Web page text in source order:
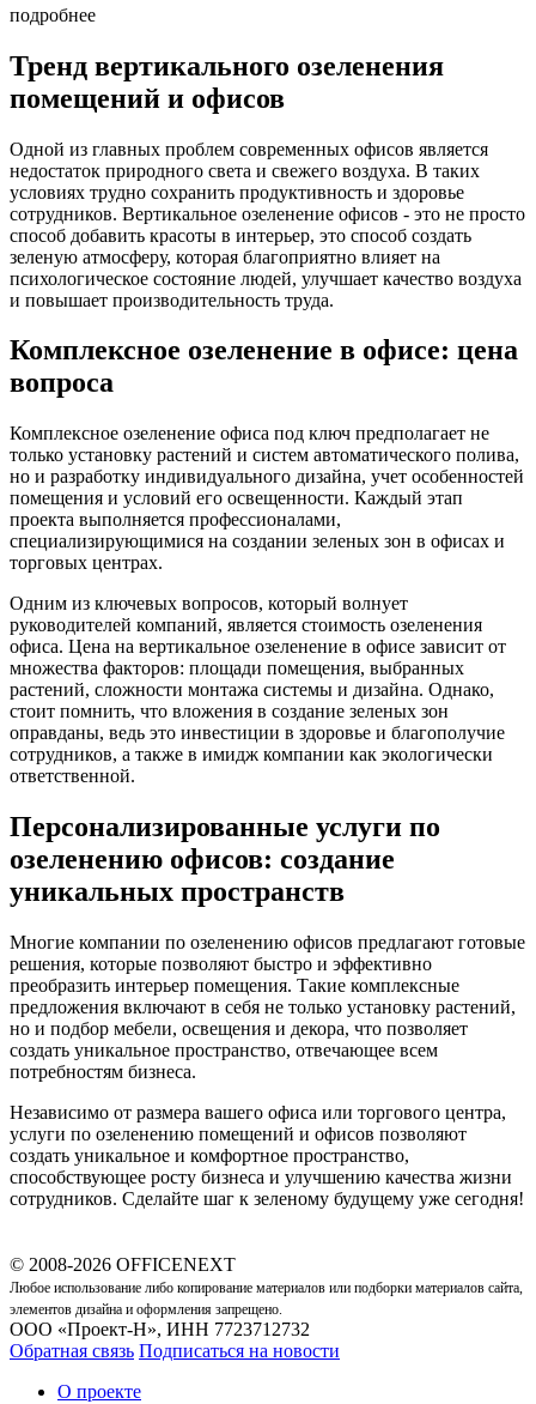
подробнее
Тренд вертикального озеленения
помещений и офисов
Одной из главных проблем современных офисов является
недостаток природного света и свежего воздуха. В таких
условиях трудно сохранить продуктивность и здоровье
сотрудников. Вертикальное озеленение офисов - это не просто
способ добавить красоты в интерьер, это способ создать
зеленую атмосферу, которая благоприятно влияет на
психологическое состояние людей, улучшает качество воздуха
и повышает производительность труда.
Комплексное озеленение в офисе: цена
вопроса
Комплексное озеленение офиса под ключ предполагает не
только установку растений и систем автоматического полива,
но и разработку индивидуального дизайна, учет особенностей
помещения и условий его освещенности. Каждый этап
проекта выполняется профессионалами,
специализирующимися на создании зеленых зон в офисах и
торговых центрах.
Одним из ключевых вопросов, который волнует
руководителей компаний, является стоимость озеленения
офиса. Цена на вертикальное озеленение в офисе зависит от
множества факторов: площади помещения, выбранных
растений, сложности монтажа системы и дизайна. Однако,
стоит помнить, что вложения в создание зеленых зон
оправданы, ведь это инвестиции в здоровье и благополучие
сотрудников, а также в имидж компании как экологически
ответственной.
Персонализированные услуги по
озеленению офисов: создание
уникальных пространств
Многие компании по озеленению офисов предлагают готовые
решения, которые позволяют быстро и эффективно
преобразить интерьер помещения. Такие комплексные
предложения включают в себя не только установку растений,
но и подбор мебели, освещения и декора, что позволяет
создать уникальное пространство, отвечающее всем
потребностям бизнеса.
Независимо от размера вашего офиса или торгового центра,
услуги по озеленению помещений и офисов позволяют
создать уникальное и комфортное пространство,
способствующее росту бизнеса и улучшению качества жизни
сотрудников. Сделайте шаг к зеленому будущему уже сегодня!
© 2008-2026 OFFICENEXT
Любое использование либо копирование материалов или подборки материалов сайта,
элементов дизайна и оформления запрещено.
ООО «Проект-Н», ИНН 7723712732
Обратная связь Подписаться на новости
О проекте